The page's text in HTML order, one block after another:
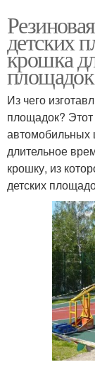
детских
крошка
площадок
Из чего
площадок?
автомобильных
длительное
крошку, из
детских